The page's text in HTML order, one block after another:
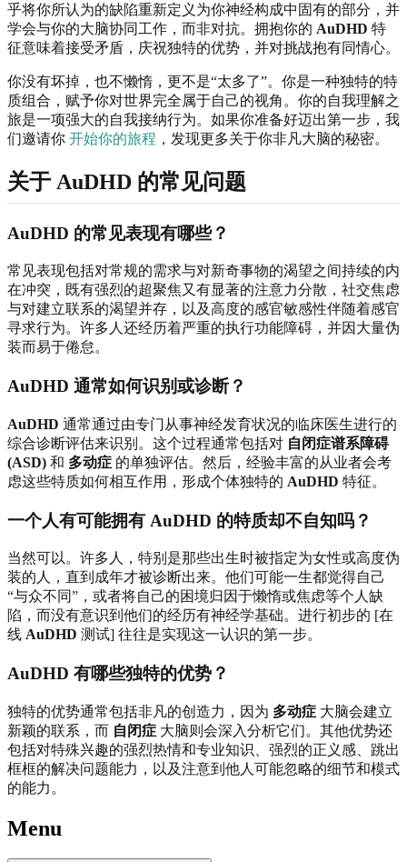
乎将你所认为的缺陷重新定义为你神经构成中固有的部分，并
学会与你的大脑协同工作，而非对抗。拥抱你的 AuDHD 特
征意味着接受矛盾，庆祝独特的优势，并对挑战抱有同情心。
你没有坏掉，也不懒惰，更不是“太多了”。你是一种独特的特
质组合，赋予你对世界完全属于自己的视角。你的自我理解之
旅是一项强大的自我接纳行为。如果你准备好迈出第一步，我
们邀请你 开始你的旅程 ，发现更多关于你非凡大脑的秘密。
关于 AuDHD 的常见问题
AuDHD 的常见表现有哪些？
常见表现包括对常规的需求与对新奇事物的渴望之间持续的内
在冲突，既有强烈的超聚焦又有显著的注意力分散，社交焦虑
与对建立联系的渴望并存，以及高度的感官敏感性伴随着感官
寻求行为。许多人还经历着严重的执行功能障碍，并因大量伪
装而易于倦怠。
AuDHD 通常如何识别或诊断？
AuDHD 通常通过由专门从事神经发育状况的临床医生进行的
综合诊断评估来识别。这个过程通常包括对 自闭症谱系障碍
(ASD) 和 多动症 的单独评估。然后，经验丰富的从业者会考
虑这些特质如何相互作用，形成个体独特的 AuDHD 特征。
一个人有可能拥有 AuDHD 的特质却不自知吗？
当然可以。许多人，特别是那些出生时被指定为女性或高度伪
装的人，直到成年才被诊断出来。他们可能一生都觉得自己
“与众不同”，或者将自己的困境归因于懒惰或焦虑等个人缺
陷，而没有意识到他们的经历有神经学基础。进行初步的 [在
线 AuDHD 测试] 往往是实现这一认识的第一步。
AuDHD 有哪些独特的优势？
独特的优势通常包括非凡的创造力，因为 多动症 大脑会建立
新颖的联系，而 自闭症 大脑则会深入分析它们。其他优势还
包括对特殊兴趣的强烈热情和专业知识、强烈的正义感、跳出
框框的解决问题能力，以及注意到他人可能忽略的细节和模式
的能力。
Menu